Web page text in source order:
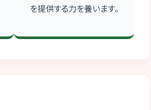
を提供する力を養います。